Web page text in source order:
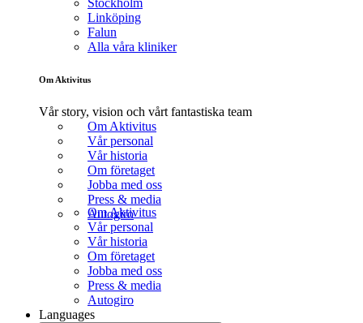
Stockholm
Linköping
Falun
Alla våra kliniker
Om Aktivitus
Vår story, vision och vårt fantastiska team
Om Aktivitus
Vår personal
Vår historia
Om företaget
Jobba med oss
Press & media
Autogiro
Om Aktivitus
Vår personal
Vår historia
Om företaget
Jobba med oss
Press & media
Autogiro
Languages